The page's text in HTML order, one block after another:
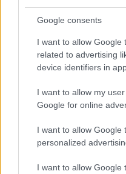
Google consents
I want to allow Google
related to advertising
device identifiers in
I want to allow my
Google for online
I want to allow Google
personalized
I want to allow Google
Robbanószerrel
lipcsei reptéren,
háttérben
HÍREK 2 órája
Amerikai
HÍREK 3 órája